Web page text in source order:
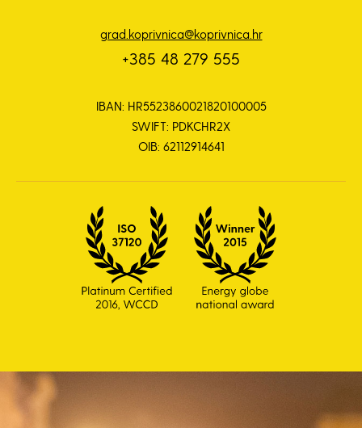
grad.koprivnica@koprivnica.hr
+385 48 279 555
IBAN: HR5523860021820100005
SWIFT: PDKCHR2X
OIB: 62112914641